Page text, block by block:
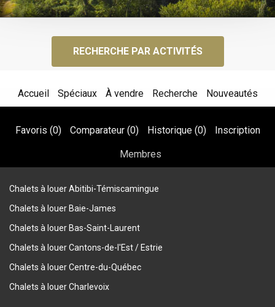
RECHERCHE PAR ACTIVITÉS
Accueil Spéciaux À vendre Recherche Nouveautés
Favoris (0) Comparateur (0) Historique (0) Inscription
Membres
Chalets à louer Abitibi-Témiscamingue
Chalets à louer Baie-James
Chalets à louer Bas-Saint-Laurent
Chalets à louer Cantons-de-l'Est / Estrie
Chalets à louer Centre-du-Québec
Chalets à louer Charlevoix